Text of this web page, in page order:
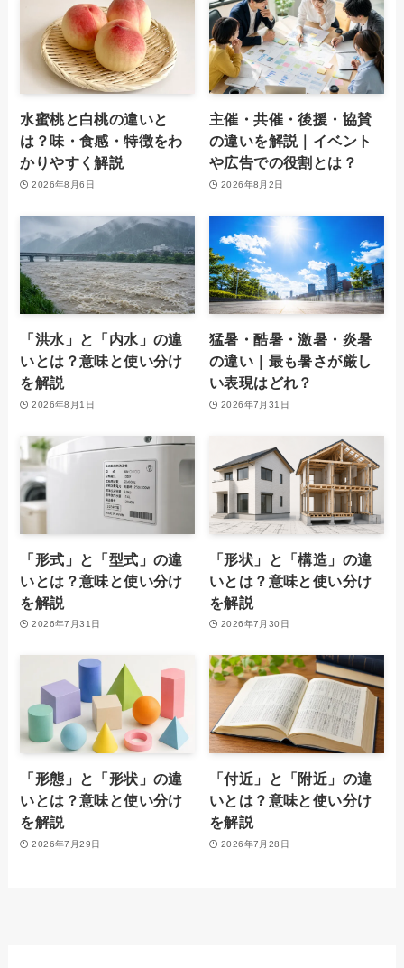
水蜜桃と白桃の違いと
は？味・食感・特徴をわ
かりやすく解説
2026年8月6日
主催・共催・後援・協賛
の違いを解説｜イベント
や広告での役割とは？
2026年8月2日
「洪水」と「内水」の違
いとは？意味と使い分け
を解説
2026年8月1日
猛暑・酷暑・激暑・炎暑
の違い｜最も暑さが厳し
い表現はどれ？
2026年7月31日
「形式」と「型式」の違
いとは？意味と使い分け
を解説
2026年7月31日
「形状」と「構造」の違
いとは？意味と使い分け
を解説
2026年7月30日
「形態」と「形状」の違
いとは？意味と使い分け
を解説
2026年7月29日
「付近」と「附近」の違
いとは？意味と使い分け
を解説
2026年7月28日